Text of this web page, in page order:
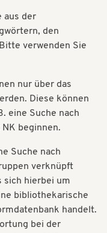
aus der
den
verwenden Sie
nur über das
Diese können
eine Suche nach
beginnen.
Suche nach
verknüpft
sich hierbei um
bibliothekarische
handelt.
bei der